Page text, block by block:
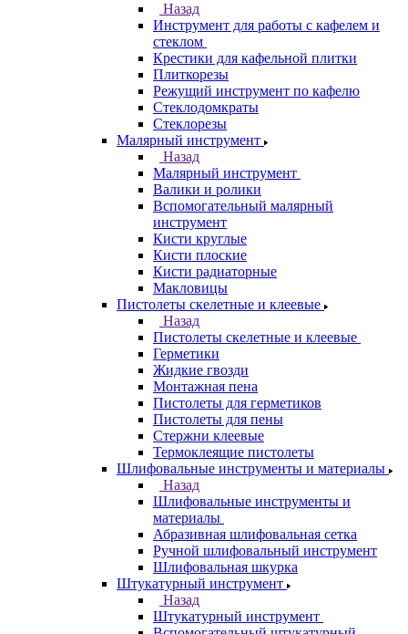
Назад
Инструмент для работы с кафелем и
стеклом
Крестики для кафельной плитки
Плиткорезы
Режущий инструмент по кафелю
Стеклодомкраты
Стеклорезы
Малярный инструмент
Назад
Малярный инструмент
Валики и ролики
Вспомогательный малярный
инструмент
Кисти круглые
Кисти плоские
Кисти радиаторные
Макловицы
Пистолеты скелетные и клеевые
Назад
Пистолеты скелетные и клеевые
Герметики
Жидкие гвозди
Монтажная пена
Пистолеты для герметиков
Пистолеты для пены
Стержни клеевые
Термоклеящие пистолеты
Шлифовальные инструменты и материалы
Назад
Шлифовальные инструменты и
материалы
Абразивная шлифовальная сетка
Ручной шлифовальный инструмент
Шлифовальная шкурка
Штукатурный инструмент
Назад
Штукатурный инструмент